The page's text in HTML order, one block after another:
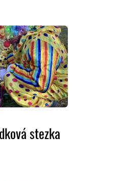
stezka